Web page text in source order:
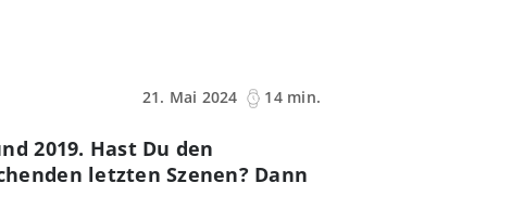
21. Mai 2024
14 min.
2019. Hast Du den
letzten Szenen? Dann